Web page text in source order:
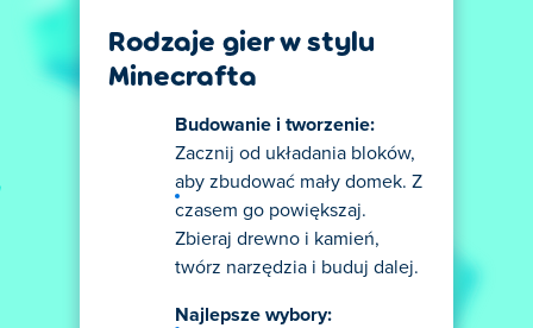
Rodzaje gier w stylu
Minecrafta
Budowanie i tworzenie:
Zacznij od układania bloków,
aby zbudować mały domek. Z
czasem go powiększaj.
Zbieraj drewno i kamień,
twórz narzędzia i buduj dalej.
Najlepsze wybory: